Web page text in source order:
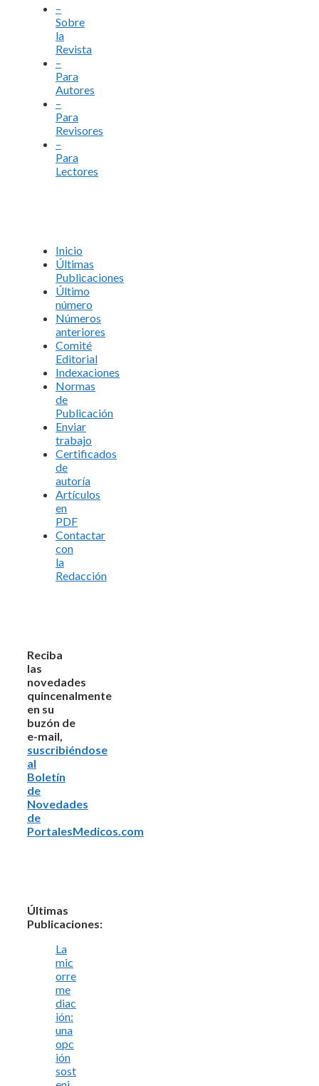
–
Sobre
la
Revista
–
Para
Autores
–
Para
Revisores
–
Para
Lectores
Inicio
Últimas
Publicaciones
Último
número
Números
anteriores
Comité
Editorial
Indexaciones
Normas
de
Publicación
Enviar
trabajo
Certificados
de
autoría
Artículos
en
PDF
Contactar
con
la
Redacción
Reciba
las
novedades
quincenalmente
en su
buzón de
e-mail,
suscribiéndose
al
Boletín
de
Novedades
de
PortalesMedicos.com
Últimas
Publicaciones:
La
mic
orre
me
diac
ión:
una
opc
ión
sost